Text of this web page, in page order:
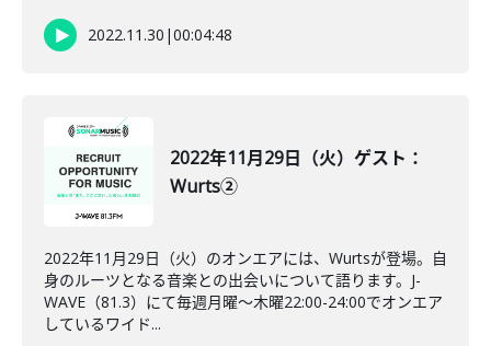
2022.11.30 |00:04:48
2022年11月29日（火）ゲスト：
Wurts②
2022年11月29日（火）のオンエアには、Wurtsが登場。自
身のルーツとなる音楽との出会いについて語ります。J-
WAVE（81.3）にて毎週月曜～木曜22:00-24:00でオンエア
しているワイド...